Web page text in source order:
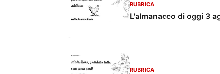
RUBRICA
L'almanacco di oggi 3
RUBRICA